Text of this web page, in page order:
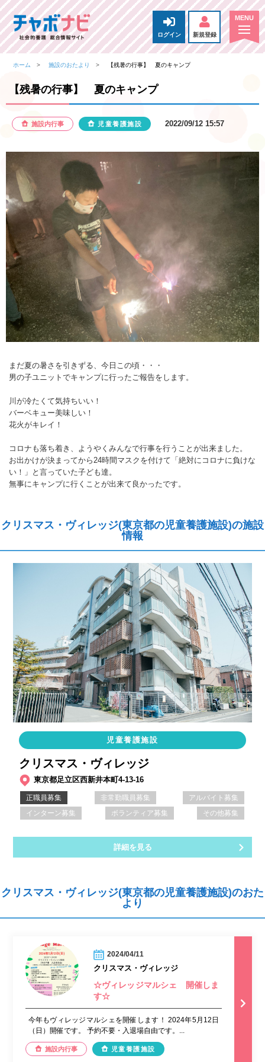
ログイン 新規登録
ホーム 施設のおたより 【残暑の行事】 夏のキャンプ
【残暑の行事】 夏のキャンプ
施設内行事 児童養護施設 2022/09/12 15:57
まだ夏の暑さを引きずる、今日この頃・・・
男の子ユニットでキャンプに行ったご報告をします。
川が冷たくて気持ちいい！
バーベキュー美味しい！
花火がキレイ！
コロナも落ち着き、ようやくみんなで行事を行うことが出来ました。
お出かけが決まってから24時間マスクを付けて「絶対にコロナに負けな
い！」と言っていた子ども達。
無事にキャンプに行くことが出来て良かったです。
クリスマス・ヴィレッジ(東京都の児童養護施設)の施設
情報
児童養護施設
クリスマス・ヴィレッジ
東京都足立区西新井本町4-13-16
正職員募集 非常勤職員募集
アルバイト募集
インターン募集
ボランティア募集 その他募集
詳細を見る
クリスマス・ヴィレッジ(東京都の児童養護施設)のおた
より
2024/04/11
クリスマス・ヴィレッジ
☆ヴィレッジマルシェ 開催しま
す☆
今年もヴィレッジマルシェを開催します！ 2024年5月12日
（日）開催です。 予約不要・入退場自由です。...
施設内行事 児童養護施設